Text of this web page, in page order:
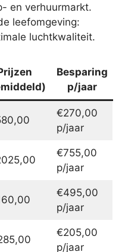
en verhuurmarkt.
leefomgeving:
luchtkwaliteit.
Besparing
p/jaar
€270,00
p/jaar
€755,00
p/jaar
€495,00
p/jaar
€205,00
p/jaar